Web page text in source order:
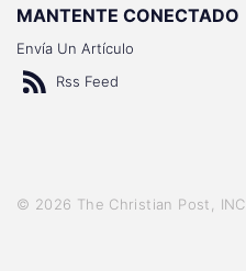
MANTENTE CONECTADO
Envía Un Artículo
Rss Feed
© 2026 The Christian Post, INC